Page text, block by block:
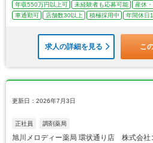
年収550万円以上可 未経験者も応募可能 産休
車通勤可
店舗数30以上 積極採用中 年間休日
求人の詳細を見る こ
更新日：2026年7月3日
正社員 調剤薬局
旭川メロディー薬局 環状通り店 株式会社